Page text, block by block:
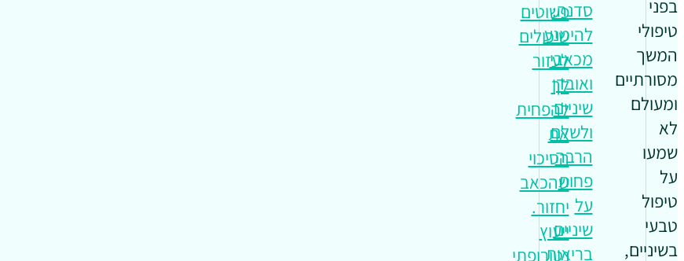
בפני
טיפולי
המשך
מסורתיים
ומעולם
לא
שמעו
על
טיפול
טבעי
בשיניים,
סדנה:
להימנע
מכאבי
ואובדן
שיניים
ולשלם
הרבה
פחות
על
שיניים
בריאות
פשוטים
שיכולים
לעזור
לך
להפחית
את
הסיכוי
שהכאב
יחזור.
ייעוץ
נטורופתי